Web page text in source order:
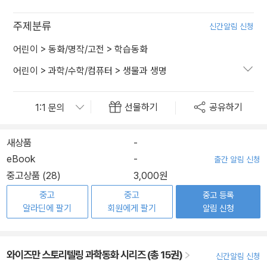
주제분류 신간알림 신청
어린이 > 동화/명작/고전 > 학습동화
어린이 > 과학/수학/컴퓨터 > 생물과 생명
선물하기 공유하기
새상품
-
eBook
- 출간 알림 신청
중고상품 (28) 3,000원
중고
알라딘에 팔기
중고
회원에게 팔기
중고 등록
알림 신청
와이즈만 스토리텔링 과학동화 시리즈 (총 15권) 신간알림 신청